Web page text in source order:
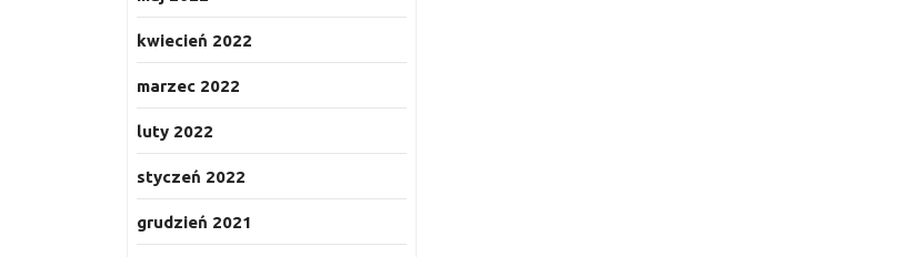
kwiecień 2022
marzec 2022
luty 2022
styczeń 2022
grudzień 2021